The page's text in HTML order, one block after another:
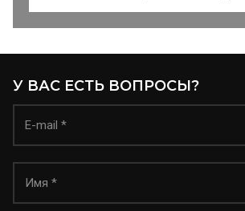
У ВАС ЕСТЬ ВОПРОСЫ?